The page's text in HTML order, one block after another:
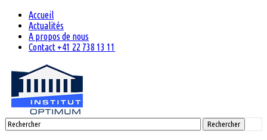
Accueil
Actualités
A propos de nous
Contact +41 22 738 13 11
Rechercher